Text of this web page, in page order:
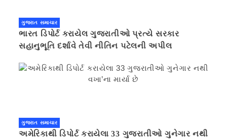
ગુજરાત સમાચાર
ભારત ડિપોર્ટ કરાયેલ ગુજરાતીઓ પ્રત્યે સરકાર
સહાનુભૂતિ દર્શાવે તેવી નીતિન પટેલની અપીલ
ગુજરાત સમાચાર
અમેરિકાથી ડિપોર્ટ કરાયેલા 33 ગુજરાતીઓ ગુનેગાર નથી